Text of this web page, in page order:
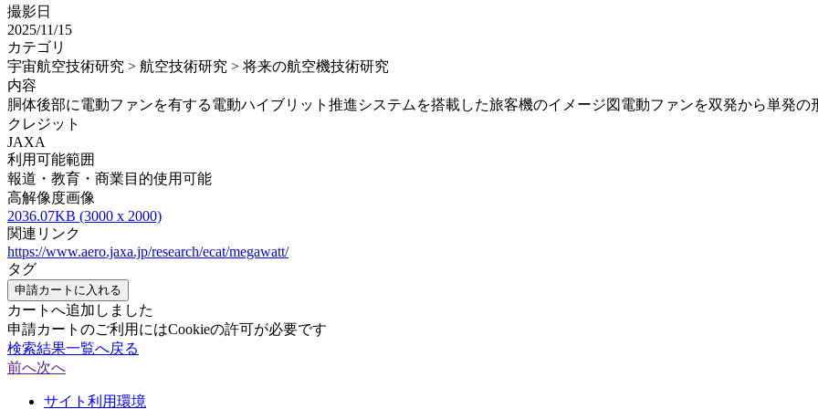
撮影日
2025/11/15
カテゴリ
宇宙航空技術研究 > 航空技術研究 > 将来の航空機技術研究
内容
胴体後部に電動ファンを有する電動ハイブリット推進システムを搭載した旅客機のイメージ図電動ファンを双発から単発の
クレジット
JAXA
利用可能範囲
報道・教育・商業目的使用可能
高解像度画像
2036.07KB (3000 x 2000)
関連リンク
https://www.aero.jaxa.jp/research/ecat/megawatt/
タグ
申請カートに入れる
カートへ追加しました
申請カートのご利用にはCookieの許可が必要です
検索結果一覧へ戻る
前へ次へ
サイト利用環境